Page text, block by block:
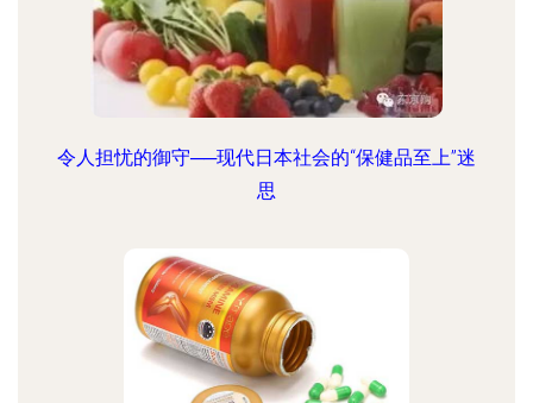
令人担忧的御守──现代日本社会的“保健品至上”迷
思